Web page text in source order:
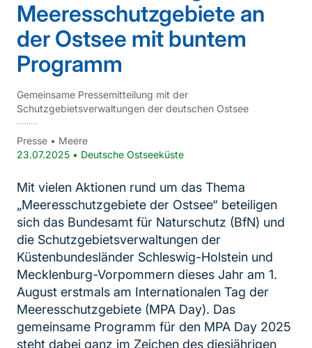
Meeresschutzgebiete an
der Ostsee mit buntem
Programm
Gemeinsame Pressemitteilung mit der
Schutzgebietsverwaltungen der deutschen Ostsee
Presse • Meere
23.07.2025 • Deutsche Ostseeküste
Mit vielen Aktionen rund um das Thema
„Meeresschutzgebiete der Ostsee“ beteiligen
sich das Bundesamt für Naturschutz (BfN) und
die Schutzgebietsverwaltungen der
Küstenbundesländer Schleswig-Holstein und
Mecklenburg-Vorpommern dieses Jahr am 1.
August erstmals am Internationalen Tag der
Meeresschutzgebiete (MPA Day). Das
gemeinsame Programm für den MPA Day 2025
steht dabei ganz im Zeichen des diesjährigen